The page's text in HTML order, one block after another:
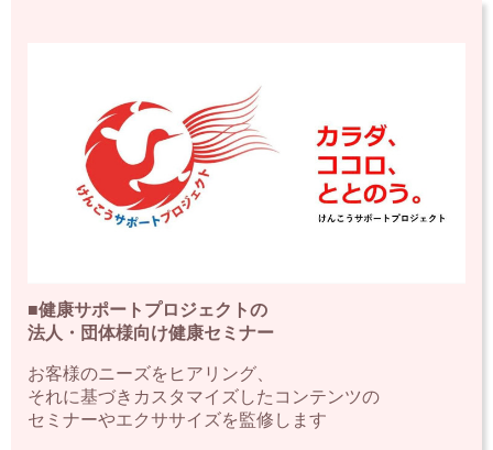
■健康サポートプロジェクトの
法人・団体様向け健康セミナー
お客様のニーズをヒアリング、
それに基づきカスタマイズしたコンテンツの
セミナーやエクササイズを監修します